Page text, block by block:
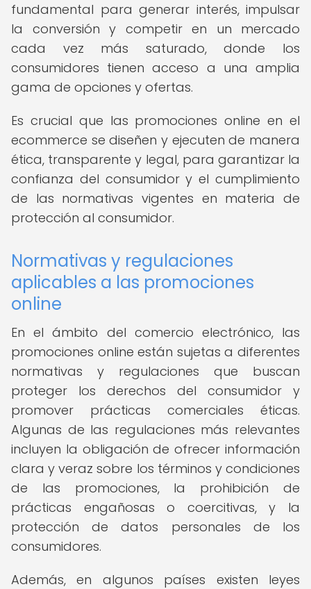
fundamental para generar interés, impulsar
la conversión y competir en un mercado
cada vez más saturado, donde los
consumidores tienen acceso a una amplia
gama de opciones y ofertas.
Es crucial que las promociones online en el
ecommerce se diseñen y ejecuten de manera
ética, transparente y legal, para garantizar la
confianza del consumidor y el cumplimiento
de las normativas vigentes en materia de
protección al consumidor.
Normativas y regulaciones
aplicables a las promociones
online
En el ámbito del comercio electrónico, las
promociones online están sujetas a diferentes
normativas y regulaciones que buscan
proteger los derechos del consumidor y
promover prácticas comerciales éticas.
Algunas de las regulaciones más relevantes
incluyen la obligación de ofrecer información
clara y veraz sobre los términos y condiciones
de las promociones, la prohibición de
prácticas engañosas o coercitivas, y la
protección de datos personales de los
consumidores.
Además, en algunos países existen leyes